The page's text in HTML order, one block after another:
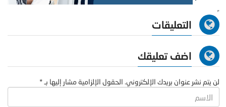
التعليقات
اضف تعليقك
لن يتم نشر عنوان بريدك الإلكتروني. الحقول الإلزامية مشار إليها بـ *